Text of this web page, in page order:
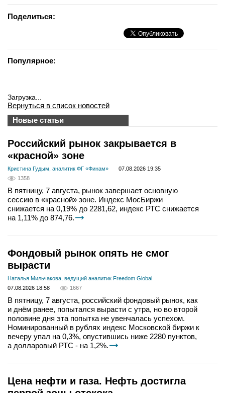
Поделиться:
Популярное:
Загрузка...
Вернуться в список новостей
Новые статьи
Российский рынок закрывается в
«красной» зоне
Кристина Гудым, аналитик ФГ «Финам»
07.08.2026 19:35
1358
В пятницу, 7 августа, рынок завершает основную
сессию в «красной» зоне. Индекс МосБиржи
снижается на 0,19% до 2281,62, индекс РТС снижается
на 1,11% до 874,76.
Фондовый рынок опять не смог
вырасти
Наталья Мильчакова, ведущий аналитик Freedom Global
07.08.2026 18:58
1667
В пятницу, 7 августа, российский фондовый рынок, как
и днём ранее, попытался вырасти с утра, но во второй
половине дня эта попытка не увенчалась успехом.
Номинированный в рублях индекс Московской биржи к
вечеру упал на 0,3%, опустившись ниже 2280 пунктов,
а долларовый РТС - на 1,2%.
Цена нефти и газа. Нефть достигла